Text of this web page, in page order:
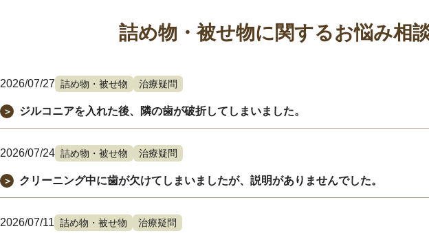
詰め物・被せ物に関するお悩み相
2026/07/27 詰め物・被せ物 治療疑問
＞ ジルコニアを入れた後、隣の歯が破折してしまいました。
2026/07/24 詰め物・被せ物 治療疑問
＞ クリーニング中に歯が欠けてしまいましたが、説明がありませんでした。
2026/07/11 詰め物・被せ物 治療疑問